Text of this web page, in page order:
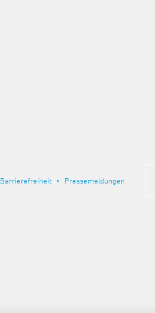
Barrierefreiheit Pressemeldungen